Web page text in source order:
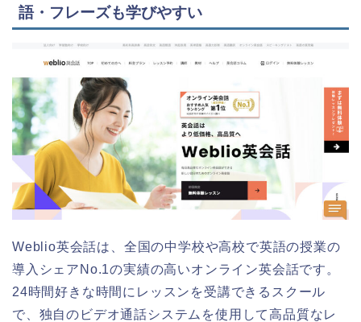
語・フレーズも学びやすい
Weblio英会話は、全国の中学校や高校で英語の授業の
導入シェアNo.1の実績の高いオンライン英会話です。
24時間好きな時間にレッスンを受講できるスクール
で、独自のビデオ通話システムを使用して高品質なレ